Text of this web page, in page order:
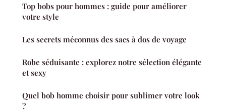
Top bobs pour hommes : guide pour améliorer
votre style
Les secrets méconnus des sacs à dos de voyage
Robe séduisante : explorez notre sélection élégante
et sexy
Quel bob homme choisir pour sublimer votre look
?